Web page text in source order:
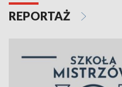
REPORTAŻ